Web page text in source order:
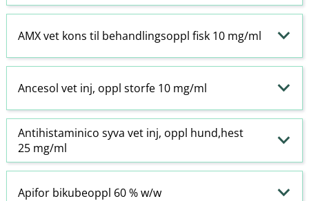
AMX vet kons til behandlingsoppl fisk 10 mg/ml
Ancesol vet inj, oppl storfe 10 mg/ml
Antihistaminico syva vet inj, oppl hund,hest
25 mg/ml
Apifor bikubeoppl 60 % w​/​w